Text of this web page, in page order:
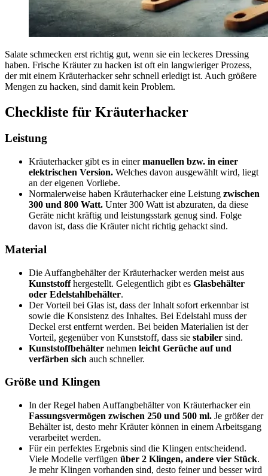
Salate schmecken erst richtig gut, wenn sie ein leckeres Dressing
haben. Frische Kräuter zu hacken ist oft ein langwieriger Prozess,
der mit einem Kräuterhacker sehr schnell erledigt ist. Auch größere
Mengen zu hacken, sind damit kein Problem.
Checkliste für Kräuterhacker
Leistung
Kräuterhacker gibt es in einermanuellen bzw. in einer
elektrischen Version. Welches davon ausgewählt wird, liegt
an der eigenen Vorliebe.
Normalerweise haben Kräuterhacker eine Leistung zwischen
300 und 800 Watt. Unter 300 Watt ist abzuraten, da diese
Geräte nicht kräftig und leistungsstark genug sind. Folge
davon ist, dass die Kräuter nicht richtig gehackt sind.
Material
Die Auffangbehälter der Kräuterhacker werden meist aus
Kunststoffhergestellt. Gelegentlich gibt es Glasbehälter
oder Edelstahlbehälter.
Der Vorteil bei Glas ist, dass der Inhalt sofort erkennbar ist
sowie die Konsistenz des Inhaltes. Bei Edelstahl muss der
Deckel erst entfernt werden. Bei beiden Materialien ist der
Vorteil, gegenüber von Kunststoff, dass sie stabiler sind.
Kunststoffbehälter nehmen leicht Gerüche auf und
verfärben sich auch schneller.
Größe und Klingen
In der Regel haben Auffangbehälter von Kräuterhacker ein
Fassungsvermögen zwischen 250 und 500 ml. Je größer der
Behälter ist, desto mehr Kräuter können in einem Arbeitsgang
verarbeitet werden.
Für ein perfektes Ergebnis sind die Klingen entscheidend.
Viele Modelle verfügen über 2 Klingen, andere vier Stück.
Je mehr Klingen vorhanden sind, desto feiner und besser wird